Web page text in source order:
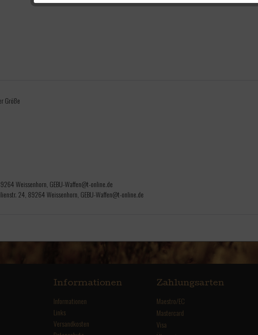
Größe
Weissenhorn, GEBU-Waffen@t-online.de
24, 89264 Weissenhorn, GEBU-Waffen@t-online.de
Informationen
Informationen
Links
Versandkosten
Zahlungsarten
Maestro/EC
Mastercard
Visa